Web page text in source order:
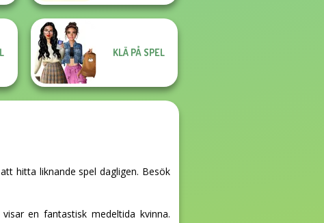
KLÄ PÅ SPEL
hitta liknande spel dagligen. Besök
en fantastisk medeltida kvinna.